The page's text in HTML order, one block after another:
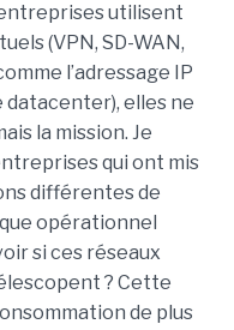
utilisent
(VPN, SD-WAN,
l’adressage IP
elles ne
la mission. Je
qui ont mis
différentes de
opérationnel
si ces réseaux
? Cette
de plus